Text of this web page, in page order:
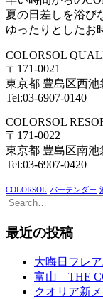
夏の日差しを浴び
ゆったりとしたお
COLORSOL
〒171-0021
東京都 豊島区西
Tel:03-6907-0140
COLORSOL
〒171-0022
東京都 豊島区南池
Tel:03-6907-0420
COLORSOL バーテンダー
最近の投稿
大晦日フレ
富山 THE
クオリア新